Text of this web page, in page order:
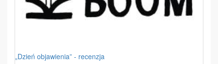
„Dzień objawienia” - recenzja